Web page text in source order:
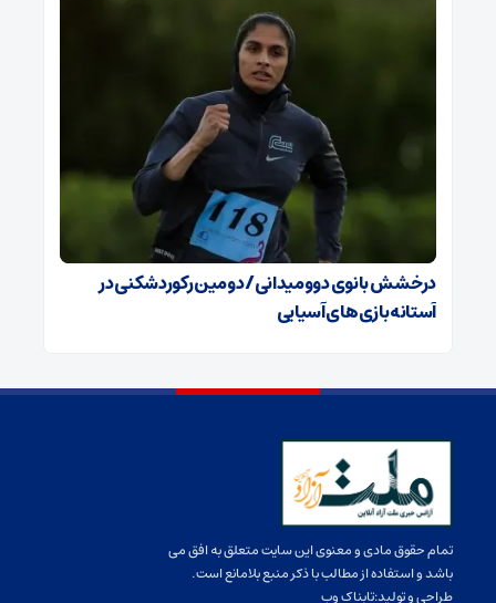
درخشش بانوی دوومیدانی/ دومین رکوردشکنی در
آستانه بازی‌های آسیایی
تمام حقوق مادی و معنوی این سایت متعلق به افق می
باشد و استفاده از مطالب با ذکر منبع بلامانع است.
طراحی و تولید:تابناک وب